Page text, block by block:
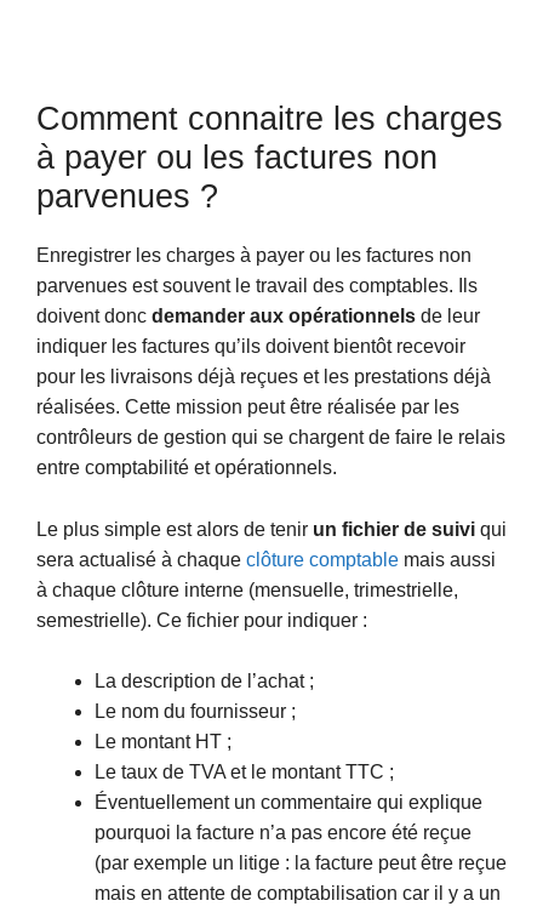
Comment connaitre les charges
à payer ou les factures non
parvenues ?
Enregistrer les charges à payer ou les factures non
parvenues est souvent le travail des comptables. Ils
doivent donc demander aux opérationnels de leur
indiquer les factures qu’ils doivent bientôt recevoir
pour les livraisons déjà reçues et les prestations déjà
réalisées. Cette mission peut être réalisée par les
contrôleurs de gestion qui se chargent de faire le relais
entre comptabilité et opérationnels.
Le plus simple est alors de tenir un fichier de suivi qui
sera actualisé à chaque clôture comptable mais aussi
à chaque clôture interne (mensuelle, trimestrielle,
semestrielle). Ce fichier pour indiquer :
La description de l’achat ;
Le nom du fournisseur ;
Le montant HT ;
Le taux de TVA et le montant TTC ;
Éventuellement un commentaire qui explique
pourquoi la facture n’a pas encore été reçue
(par exemple un litige : la facture peut être reçue
mais en attente de comptabilisation car il y a un